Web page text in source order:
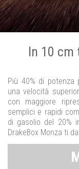
In 10
Più 40% di potenza
una velocità
con maggiore
semplici e rapidi
di gasolio del 20%
DrakeBox Monza ti